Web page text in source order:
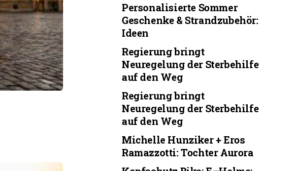
Personalisierte Sommer
Geschenke & Strandzubehör:
Ideen
Regierung bringt
Neuregelung der Sterbehilfe
auf den Weg
Regierung bringt
Neuregelung der Sterbehilfe
auf den Weg
Michelle Hunziker + Eros
Ramazzotti: Tochter Aurora